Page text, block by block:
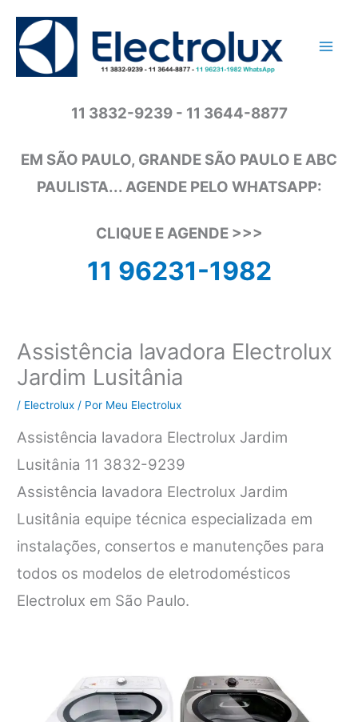
conteúdo
11 3832-9239 - 11 3644-8877
EM SÃO PAULO, GRANDE SÃO PAULO E ABC
PAULISTA... AGENDE PELO WHATSAPP:
CLIQUE E AGENDE >>>
11 96231-1982
Assistência lavadora Electrolux
Jardim Lusitânia
/ Electrolux / Por Meu Electrolux
Assistência lavadora Electrolux Jardim
Lusitânia 11 3832-9239
Assistência lavadora Electrolux Jardim
Lusitânia equipe técnica especializada em
instalações, consertos e manutenções para
todos os modelos de eletrodomésticos
Electrolux em São Paulo.